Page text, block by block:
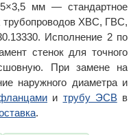
мм — стандартное
трубопроводов ХВС, ГВС,
Исполнение 2 по
стенок для точного
При замене на
наружного диаметра и
и трубу ЭСВв
.